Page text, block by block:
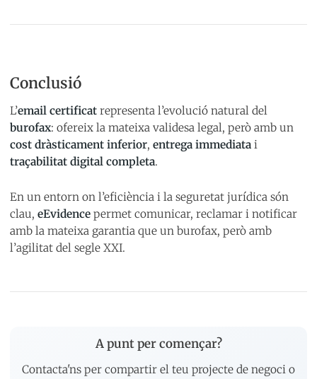
Conclusió
L’email certificat representa l’evolució natural del
burofax: ofereix la mateixa validesa legal, però amb un
cost dràsticament inferior, entrega immediata i
traçabilitat digital completa.
En un entorn on l’eficiència i la seguretat jurídica són
clau, eEvidence permet comunicar, reclamar i notificar
amb la mateixa garantia que un burofax, però amb
l’agilitat del segle XXI.
A punt per començar?
Contacta'ns per compartir el teu projecte de negoci o